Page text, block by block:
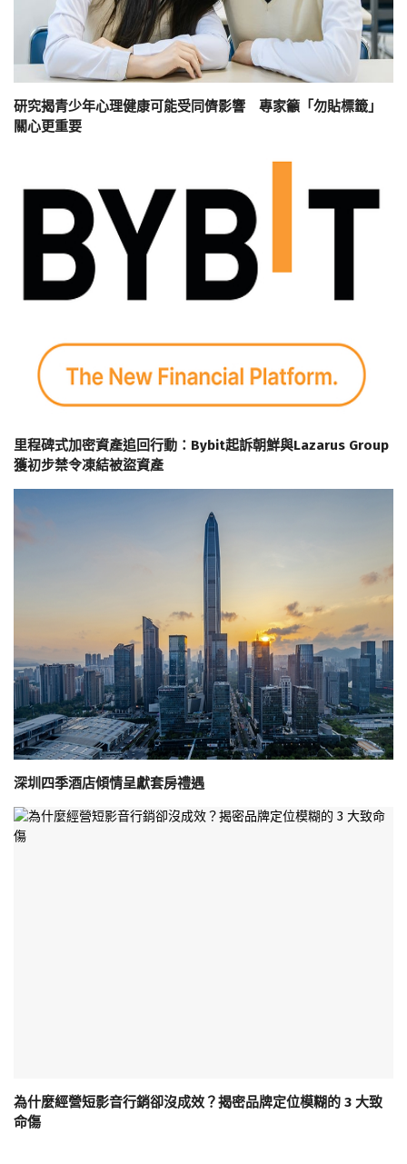
研究揭青少年心理健康可能受同儕影響 專家籲「勿貼標籤」
關心更重要
里程碑式加密資產追回行動：Bybit起訴朝鮮與Lazarus Group
獲初步禁令凍結被盜資產
深圳四季酒店傾情呈獻套房禮遇
為什麼經營短影音行銷卻沒成效？揭密品牌定位模糊的 3 大致
命傷